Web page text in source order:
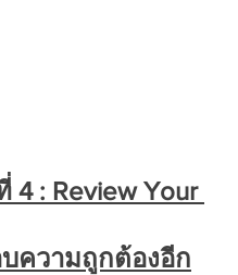
4 : Review Your
ความถูกต้องอีก